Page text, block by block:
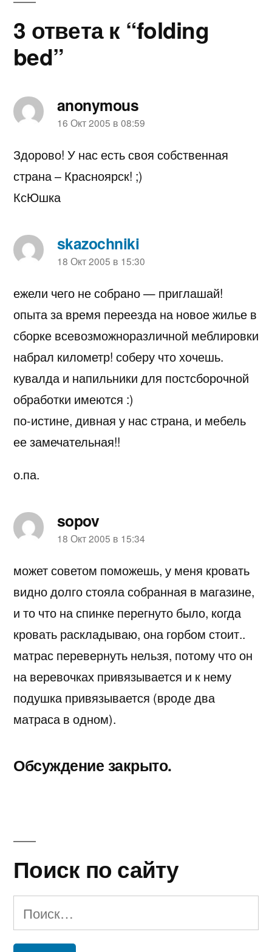
3 ответа к “folding
bed”
anonymous
пишет:
16 Окт 2005 в 08:59
Здорово! У нас есть своя собственная
страна – Красноярск! ;)
КсЮшка
skazochniki
пишет:
18 Окт 2005 в 15:30
ежели чего не собрано — приглашай!
опыта за время переезда на новое жилье в
сборке всевозможноразличной меблировки
набрал километр! соберу что хочешь.
кувалда и напильники для постсборочной
обработки имеются :)
по-истине, дивная у нас страна, и мебель
ее замечательная!!
о.па.
sopov
пишет:
18 Окт 2005 в 15:34
может советом поможешь, у меня кровать
видно долго стояла собранная в магазине,
и то что на спинке перегнуто было, когда
кровать раскладываю, она горбом стоит..
матрас перевернуть нельзя, потому что он
на веревочках привязывается и к нему
подушка привязывается (вроде два
матраса в одном).
Обсуждение закрыто.
Поиск по сайту
Найти: